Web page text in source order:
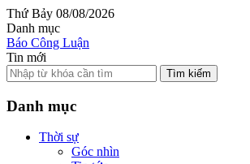
Thứ Bảy 08/08/2026
Danh mục
Báo Công Luận
Tin mới
Tìm kiếm
Danh mục
Thời sự
Góc nhìn